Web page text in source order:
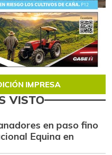
IMPRESA
VISTO
en paso fino
Equina en